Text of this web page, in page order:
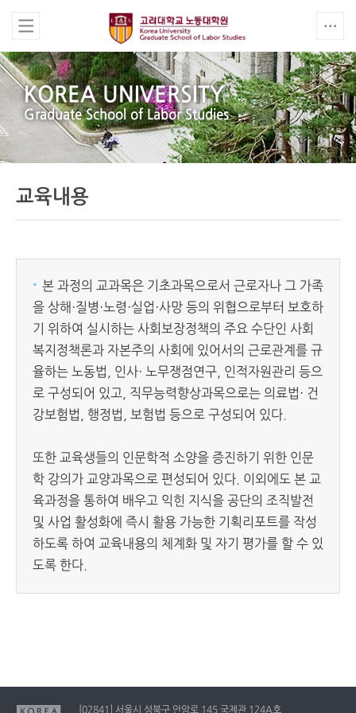
KOREA UNIVERSITY
Graduate School of Labor Studies
교육내용
· 본 과정의 교과목은 기초과목으로서 근로자나 그 가족
을 상해·질병·노령·실업·사망 등의 위협으로부터 보호하
기 위하여 실시하는 사회보장정책의 주요 수단인 사회
복지정책론과 자본주의 사회에 있어서의 근로관계를 규
율하는 노동법, 인사· 노무쟁점연구, 인적자원관리 등으
로 구성되어 있고, 직무능력향상과목으로는 의료법· 건
강보험법, 행정법, 보험법 등으로 구성되어 있다.
또한 교육생들의 인문학적 소양을 증진하기 위한 인문
학 강의가 교양과목으로 편성되어 있다. 이외에도 본 교
육과정을 통하여 배우고 익힌 지식을 공단의 조직발전
및 사업 활성화에 즉시 활용 가능한 기획리포트를 작성
하도록 하여 교육내용의 체계화 및 자기 평가를 할 수 있
도록 한다.
[02841] 서울시 성북구 안암로 145 국제관 124A호